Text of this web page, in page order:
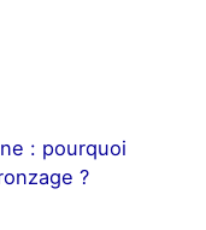
: pourquoi
?